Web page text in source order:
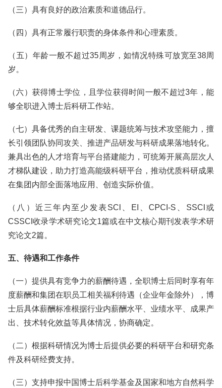
（三）具有良好的政治素质和道德品行。
（四）具有正常履行职责的身体条件和心理素质。
（五）年龄一般不超过35周岁，如情况特殊可放宽至38周
岁。
（六）获得博士学位，且学位获得时间一般不超过3年，能
够全职进入博士后科研工作站。
（七）具备优秀的自主研发、课题统筹与技术攻坚能力，擅
长引领团队协同攻关、推进产品研发与科研成果落地转化。
兼具出色的人才培育与平台搭建能力，可统筹开展高层次人
才梯队建设，助力打造高能级科研平台，推动优质科研成果
在集团内部全面落地应用、创造实际价值。
（八）近三年内至少发表SCI、EI、CPCI-S、SSCI或
CSSCI收录学术研究论文1篇或在中文核心期刊发表学术研
究论文2篇。
五、待遇和工作条件
（一）提供具有竞争力的薪酬待遇，全职博士后同时享有年
度薪酬和集团在职员工相关福利待遇（企业年金除外），博
士后具体薪酬标准根据行业内薪酬水平、业绩水平、成果产
出、技术转化效益等具体情况，协商确定。
（二）根据科研情况为博士后提供必要的科研平台和研究条
件及科研经费支持。
（三）支持申报中国博士后科学基金及国家和地方自然科学